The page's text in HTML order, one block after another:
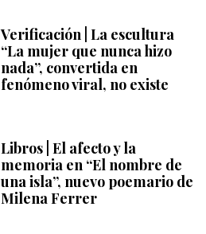
Verificación | La escultura
“La mujer que nunca hizo
nada”, convertida en
fenómeno viral, no existe
Libros | El afecto y la
memoria en “El nombre de
una isla”, nuevo poemario de
Milena Ferrer